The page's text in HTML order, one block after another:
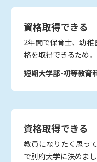
資格取得できる
2年間で保育士、幼
格を取得できるため。
短期大学部-初等教育
資格取得できる
教員になりたく思っ
で別府大学に決めま